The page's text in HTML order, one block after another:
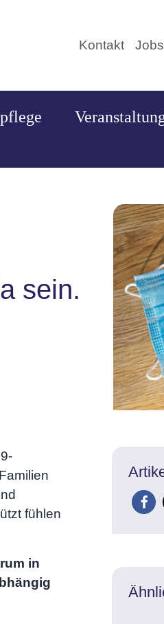
Kontakt Jobs
sein.
fühlen
in